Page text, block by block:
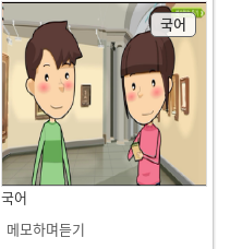
국어
국어
메모하며듣기